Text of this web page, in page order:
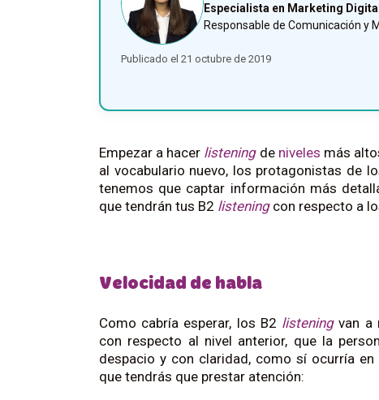
Especialista en Marketing
Responsable de Comunicación y
Publicado el 21 octubre de 2019
Empezar a hacer listeningde niveles más
al vocabulario nuevo, los protagonistas de
tenemos que captar información más
que tendrán tus B2 listening con respecto a
Velocidad de habla
Como cabría esperar, los B2 listeningvan a
con respecto al nivel anterior, que la
despacio y con claridad, como sí ocurría
que tendrás que prestar atención: